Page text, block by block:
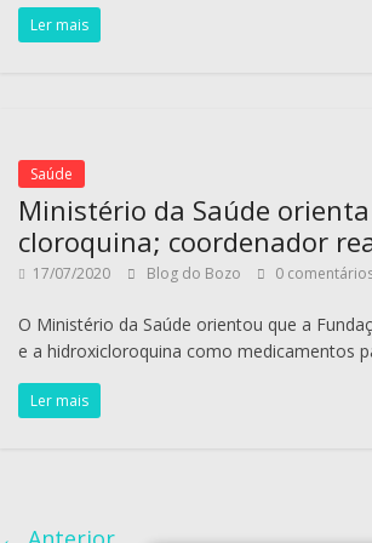
Ler mais
Saúde
Ministério da Saúde
cloroquina; coordenador
17/07/2020 Blog do Bozo 0
O Ministério da Saúde orientou que a
e a hidroxicloroquina como medicamentos
Ler mais